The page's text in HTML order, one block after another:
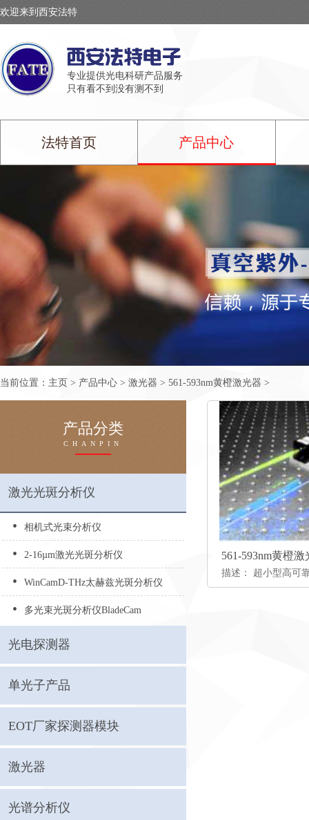
欢迎来到西安法特
专业提供光电科研产品服务
只有看不到没有测不到
法特首页 产品中心
当前位置： 主页 > 产品中心 > 激光器 > 561-593nm黄橙激光器 >
产品分类
CHANPIN
激光光斑分析仪
• 相机式光束分析仪
• 2-16µm激光光斑分析仪
• WinCamD-THz太赫兹光斑分析仪
• 多光束光斑分析仪BladeCam
光电探测器
单光子产品
EOT厂家探测器模块
激光器
光谱分析仪
561-593nm黄橙激